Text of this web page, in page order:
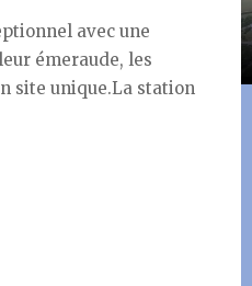
avec une
émeraude, les
site unique.La station